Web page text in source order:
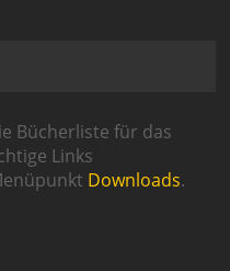
Bücherliste für das
Links
Downloads.